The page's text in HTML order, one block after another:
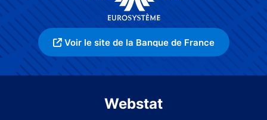
Voir le site de la Banque de France
Webstat